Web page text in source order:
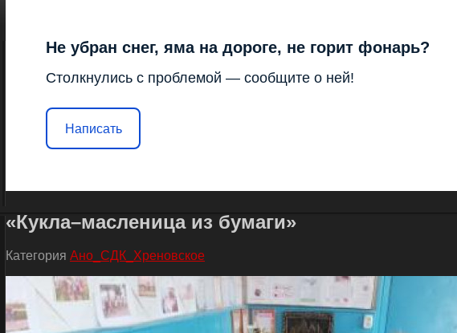
Не убран снег, яма на дороге, не горит фонарь?
Столкнулись с проблемой — сообщите о ней!
Написать
«Кукла–масленица из бумаги»
Категория Ано_СДК_Хреновское